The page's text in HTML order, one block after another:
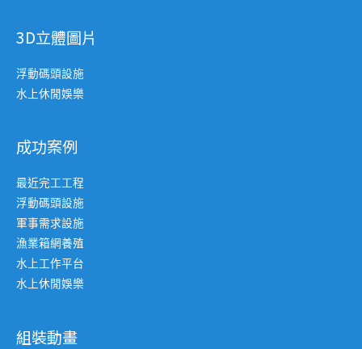
3D立體圖片
浮動碼頭設施
水上休閒娛樂
成功案例
最近完工工程
浮動碼頭設施
軍事需求設施
漁業箱網養殖
水上工作平台
水上休閒娛樂
組裝動畫